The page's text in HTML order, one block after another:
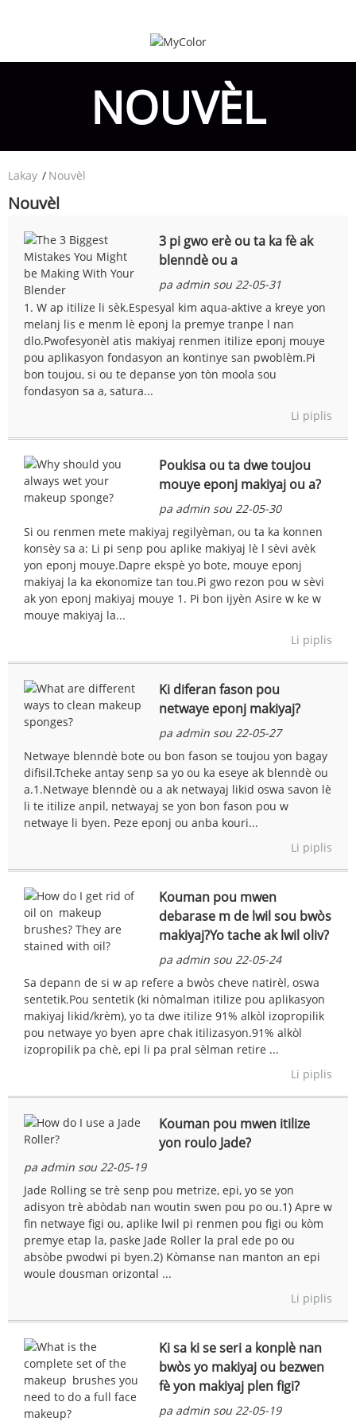
NOUVÈL
Lakay Nouvèl
Nouvèl
3 pi gwo erè ou ta ka fè ak
blenndè ou a
pa admin sou 22-05-31
1. W ap itilize li sèk.Espesyal kim aqua-aktive a kreye yon
melanj lis e menm lè eponj la premye tranpe l nan
dlo.Pwofesyonèl atis makiyaj renmen itilize eponj mouye
pou aplikasyon fondasyon an kontinye san pwoblèm.Pi
bon toujou, si ou te depanse yon tòn moola sou
fondasyon sa a, satura...
Li piplis
Poukisa ou ta dwe toujou
mouye eponj makiyaj ou a?
pa admin sou 22-05-30
Si ou renmen mete makiyaj regilyèman, ou ta ka konnen
konsèy sa a: Li pi senp pou aplike makiyaj lè l sèvi avèk
yon eponj mouye.Dapre ekspè yo bote, mouye eponj
makiyaj la ka ekonomize tan tou.Pi gwo rezon pou w sèvi
ak yon eponj makiyaj mouye 1. Pi bon ijyèn Asire w ke w
mouye makiyaj la...
Li piplis
Ki diferan fason pou
netwaye eponj makiyaj?
pa admin sou 22-05-27
Netwaye blenndè bote ou bon fason se toujou yon bagay
difisil.Tcheke antay senp sa yo ou ka eseye ak blenndè ou
a.1.Netwaye blenndè ou a ak netwayaj likid oswa savon lè
li te itilize anpil, netwayaj se yon bon fason pou w
netwaye li byen. Peze eponj ou anba kouri...
Li piplis
Kouman pou mwen
debarase m de lwil sou bwòs
makiyaj?Yo tache ak lwil oliv?
pa admin sou 22-05-24
Sa depann de si w ap refere a bwòs cheve natirèl, oswa
sentetik.Pou sentetik (ki nòmalman itilize pou aplikasyon
makiyaj likid/krèm), yo ta dwe itilize 91% alkòl izopropilik
pou netwaye yo byen apre chak itilizasyon.91% alkòl
izopropilik pa chè, epi li pa pral sèlman retire ...
Li piplis
Kouman pou mwen itilize
yon roulo Jade?
pa admin sou 22-05-19
Jade Rolling se trè senp pou metrize, epi, yo se yon
adisyon trè abòdab nan woutin swen pou po ou.1) Apre w
fin netwaye figi ou, aplike lwil pi renmen pou figi ou kòm
premye etap la, paske Jade Roller la pral ede po ou
absòbe pwodwi pi byen.2) Kòmanse nan manton an epi
woule dousman orizontal ...
Li piplis
Ki sa ki se seri a konplè nan
bwòs yo makiyaj ou bezwen
fè yon makiyaj plen figi?
pa admin sou 22-05-19